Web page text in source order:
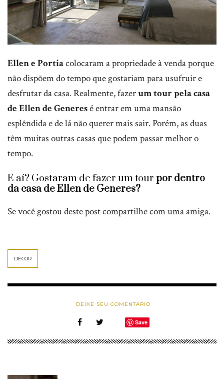
Ellen e Portiacolocaram a propriedade à venda porque
não dispõem do tempo que gostariam para usufruir e
desfrutar da casa. Realmente, fazerum tour pela casa
de Ellen de Generesé entrar em uma mansão
esplêndida e de lá não querer mais sair. Porém, as duas
têm muitas outras casas que podem passar melhor o
tempo.
E aí? Gostaram de fazer um tour por dentro
da casa de Ellen de Generes?
Se você gostou deste post compartilhe com uma amiga.
DECOR
DEIXE SEU COMENTÁRIO
Save